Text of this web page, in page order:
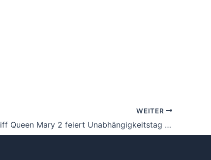
WEITER
Kreuzfahrtschiff Queen Mary 2 feiert Unabhängigkeitstag in NYC